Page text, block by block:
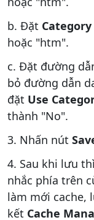
b. Đặt
hoặc "htm".
c. Đặt đường
bỏ đường dẫn
đặt Use
thành "No".
3. Nhấn nút
4. Sau khi lưu
nhắc phía trên
làm mới cache,
kết Cache